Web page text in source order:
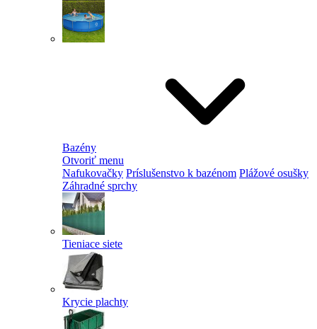
Bazény
Otvoriť menu
Nafukovačky Príslušenstvo k bazénom Plážové osušky
Záhradné sprchy
Tieniace siete
Krycie plachty